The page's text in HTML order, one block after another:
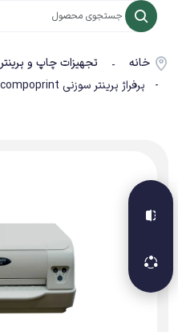
خانه - تجهیزات چاپ و پرینتر
- پرفراژ پرینتر سوزنی sp40 compoprint (کارکرده)